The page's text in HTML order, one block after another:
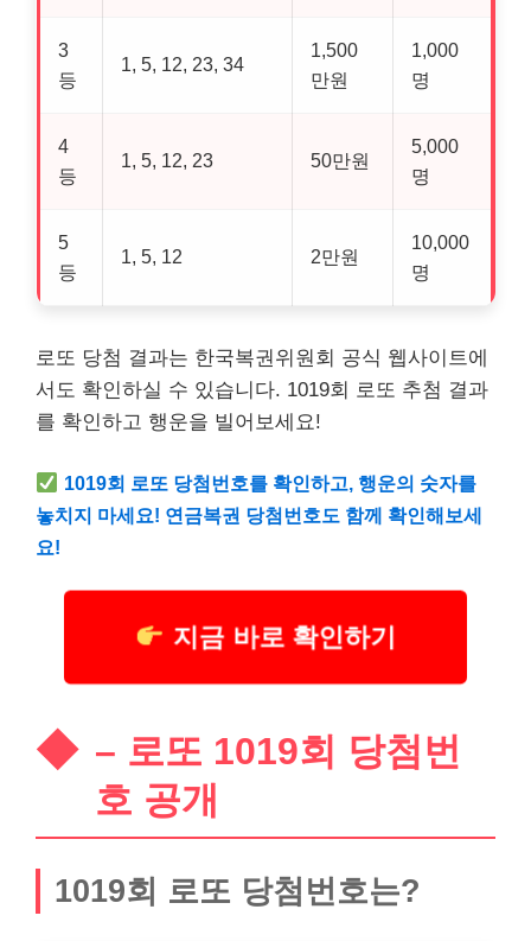
3
등
1, 5, 12, 23, 34
1,500
만원
1,000
명
4
등
1, 5, 12, 23 50만원
5,000
명
5
등
1, 5, 12 2만원
10,000
명
로또 당첨 결과는 한국복권위원회 공식 웹사이트에
서도 확인하실 수 있습니다. 1019회 로또 추첨 결과
를 확인하고 행운을 빌어보세요!
1019회 로또 당첨번호를 확인하고, 행운의 숫자를
놓치지 마세요! 연금복권 당첨번호도 함께 확인해보세
요!
지금 바로 확인하기
– 로또 1019회 당첨번
호 공개
1019회 로또 당첨번호는?